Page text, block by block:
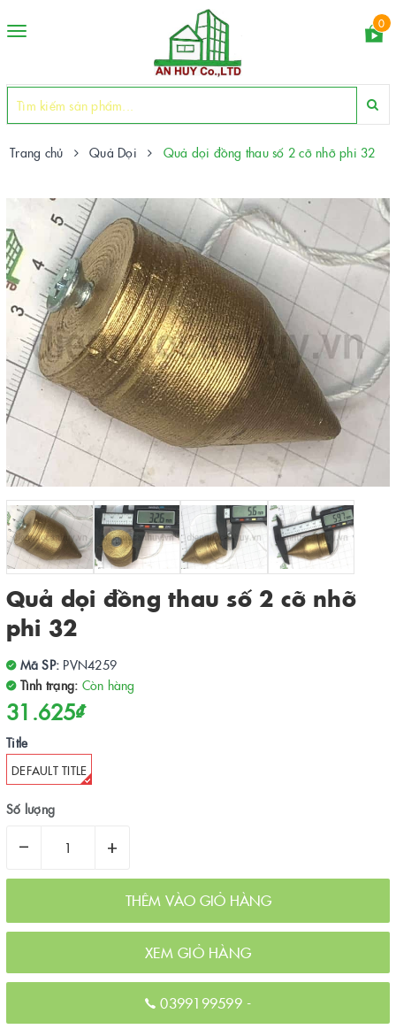
Toggle
0
Trang chủ Quả Dọi Quả dọi đồng thau số 2 cỡ nhỡ phi 32
Quả dọi đồng thau số 2 cỡ nhỡ
phi 32
Mã SP: PVN4259
Tình trạng: Còn hàng
31.625₫
Title
DEFAULT TITLE
Số lượng
– +
THÊM VÀO GIỎ HÀNG
XEM GIỎ HÀNG
0399199599 -